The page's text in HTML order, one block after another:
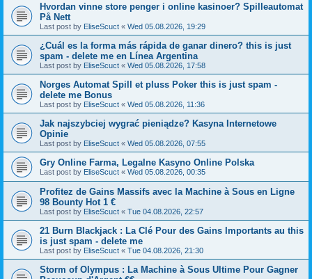
Hvordan vinne store penger i online kasinoer? Spilleautomat
På Nett
Last post by EliseScuct « Wed 05.08.2026, 19:29
¿Cuál es la forma más rápida de ganar dinero? this is just
spam - delete me en Línea Argentina
Last post by EliseScuct « Wed 05.08.2026, 17:58
Norges Automat Spill et pluss Poker this is just spam -
delete me Bonus
Last post by EliseScuct « Wed 05.08.2026, 11:36
Jak najszybciej wygrać pieniądze? Kasyna Internetowe
Opinie
Last post by EliseScuct « Wed 05.08.2026, 07:55
Gry Online Farma, Legalne Kasyno Online Polska
Last post by EliseScuct « Wed 05.08.2026, 00:35
Profitez de Gains Massifs avec la Machine à Sous en Ligne
98 Bounty Hot 1 €
Last post by EliseScuct « Tue 04.08.2026, 22:57
21 Burn Blackjack : La Clé Pour des Gains Importants au this
is just spam - delete me
Last post by EliseScuct « Tue 04.08.2026, 21:30
Storm of Olympus : La Machine à Sous Ultime Pour Gagner